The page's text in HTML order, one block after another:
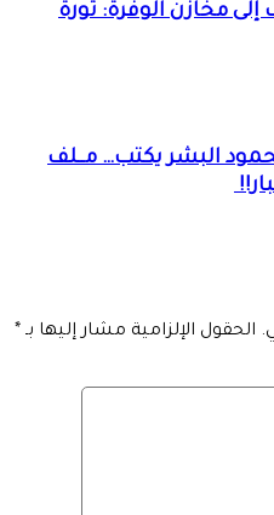
مخازن الوفرة: ثورة
البشر يكتب… مــلف
الحقول الإلزامية مشار إليها بـ *